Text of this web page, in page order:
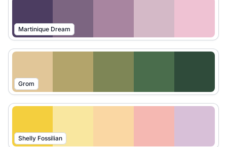
Martinique Dream
Grom
Shelly Fossilian